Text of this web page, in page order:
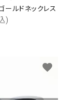
ルドネックレス
)
favorite